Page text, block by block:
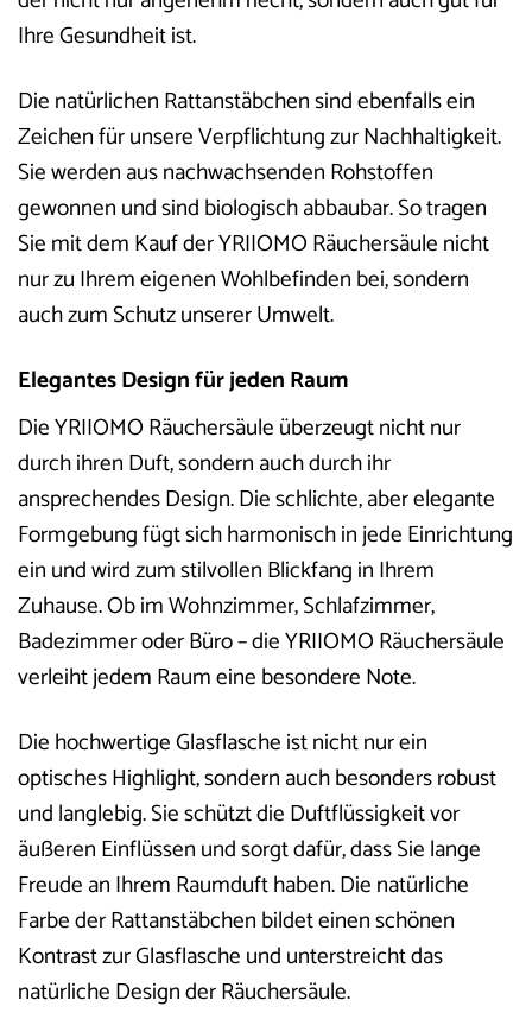
Ihre Gesundheit ist.
Die natürlichen Rattanstäbchen sind ebenfalls ein
Zeichen für unsere Verpflichtung zur Nachhaltigkeit.
Sie werden aus nachwachsenden Rohstoffen
gewonnen und sind biologisch abbaubar. So tragen
Sie mit dem Kauf der YRIIOMO Räuchersäule nicht
nur zu Ihrem eigenen Wohlbefinden bei, sondern
auch zum Schutz unserer Umwelt.
Elegantes Design für jeden Raum
Die YRIIOMO Räuchersäule überzeugt nicht nur
durch ihren Duft, sondern auch durch ihr
ansprechendes Design. Die schlichte, aber elegante
Formgebung fügt sich harmonisch in jede Einrichtung
ein und wird zum stilvollen Blickfang in Ihrem
Zuhause. Ob im Wohnzimmer, Schlafzimmer,
Badezimmer oder Büro – die YRIIOMO Räuchersäule
verleiht jedem Raum eine besondere Note.
Die hochwertige Glasflasche ist nicht nur ein
optisches Highlight, sondern auch besonders robust
und langlebig. Sie schützt die Duftflüssigkeit vor
äußeren Einflüssen und sorgt dafür, dass Sie lange
Freude an Ihrem Raumduft haben. Die natürliche
Farbe der Rattanstäbchen bildet einen schönen
Kontrast zur Glasflasche und unterstreicht das
natürliche Design der Räuchersäule.